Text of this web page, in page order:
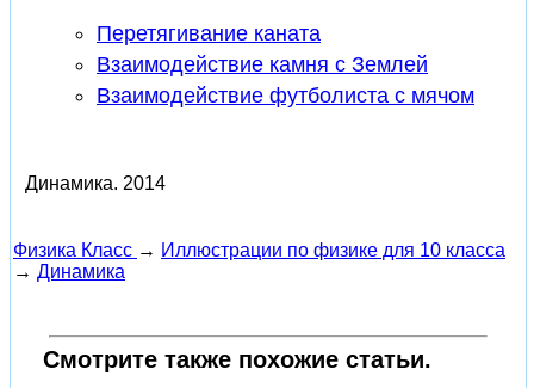
Перетягивание каната
Взаимодействие камня с Землей
Взаимодействие футболиста с мячом
Динамика. 2014
Физика Класс → Иллюстрации по физике для 10 класса
→ Динамика
Смотрите также похожие статьи.